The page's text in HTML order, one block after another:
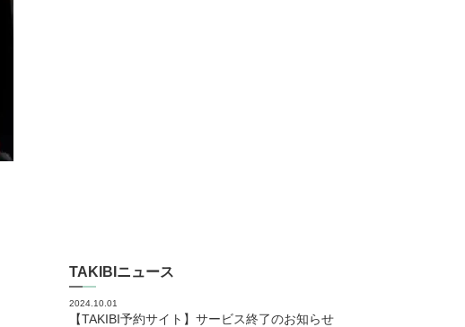
TAKIBIニュース
2024.10.01
【TAKIBI予約サイト】サービス終了のお知らせ